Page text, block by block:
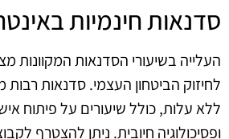
סדנאות חינמיות
העלייה בשיעורי הסדנאות המקוונות
לחיזוק הביטחון העצמי. סדנאות רבות
ללא עלות, כולל שיעורים על פיתוח
ופסיכולוגיה חיובית. ניתן להצטרף